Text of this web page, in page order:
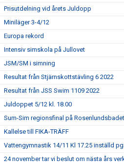
Prisutdelning vid årets Juldopp
Miniläger 3-4/12
Europa rekord
Intensiv simskola på Jullovet
JSM/SM i simning
Resultat från Stjärnskottstävling 6 2022
Resultat från JSS Swim 1109 2022
Juldoppet 5/12 kl. 18.00
Sum-Sim regionsfinal på
Kallelse till FIKA-TRÄFF
Vattengymnastik 14/11 Kl 17.25 inställd
24 november tar vi beslut om nästa års